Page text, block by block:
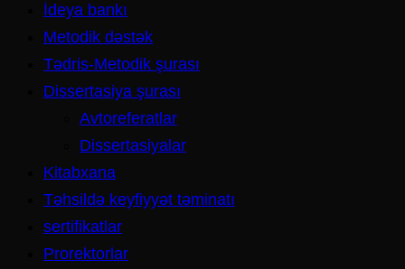
İdeya bankı
Metodik dəstək
Tədris-Metodik şurası
Dissertasiya şurası
Avtoreferatlar
Dissertasiyalar
Kitabxana
Təhsildə keyfiyyət təminatı
sertifikatlar
Prorektorlar